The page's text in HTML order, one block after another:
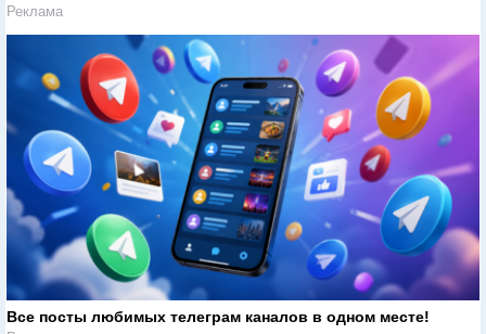
Реклама
Все посты любимых телеграм каналов в одном месте!